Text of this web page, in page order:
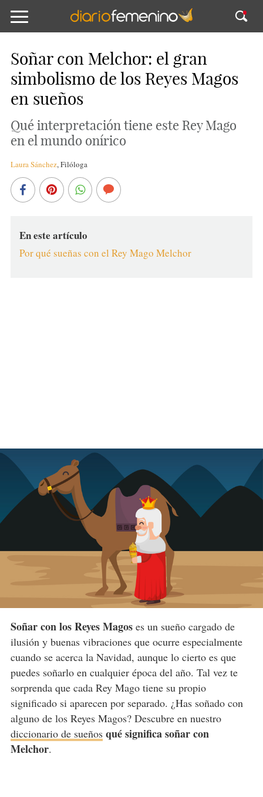
Soñar con Melchor: el gran
simbolismo de los Reyes Magos
en sueños
Qué interpretación tiene este Rey Mago
en el mundo onírico
Laura Sánchez,Filóloga
En este artículo
Por qué sueñas con el Rey Mago Melchor
Soñar con los Reyes Magoses un sueño cargado de
ilusión y buenas vibraciones que ocurre especialmente
cuando se acerca la Navidad, aunque lo cierto es que
puedes soñarlo en cualquier época del año. Tal vez te
sorprenda que cada Rey Mago tiene su propio
significado si aparecen por separado. ¿Has soñado con
alguno de los Reyes Magos? Descubre en nuestro
diccionario de sueños qué significa soñar con
Melchor.